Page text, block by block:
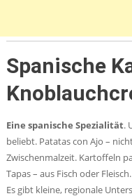
Spanische
Eine spanische Spezialität.
beliebt. Patatas con Ajo –
Zwischenmalzeit. Kartoffeln
Tapas – aus Fisch oder
Es gibt kleine, regionale